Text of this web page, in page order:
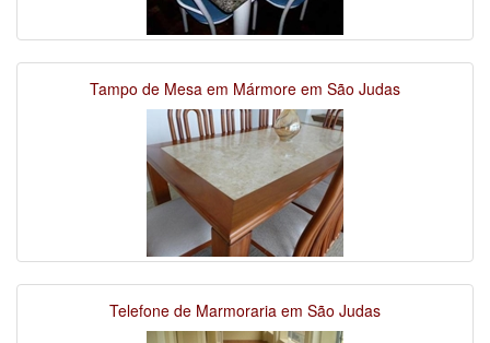
Tampo de Mesa em Mármore em São Judas
Telefone de Marmoraria em São Judas